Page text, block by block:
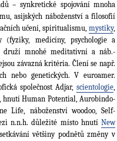
– synkretické spojování mnoha
asijských náboženství a filosofií
učení, spiritualismu, mystiky,
(fyziky, medicíny, psychologie a
mnohé meditativní a náb.-
závazná kritéria. Člení se např.
nebo genetických. V euroamer.
společnost Adjar, scientologie,
hnutí Human Potential, Aurobindo-
Life, náboženství woodoo, Self-
n.n.h. důležité místo hnutí New
většiny podnětů změny v